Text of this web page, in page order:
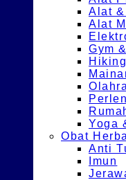
Alat
Alat
Gym
Yoga
Obat
Anti
Imun